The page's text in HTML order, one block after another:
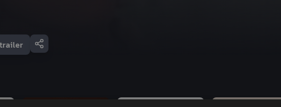
díky
festivalem
po premiéře
být